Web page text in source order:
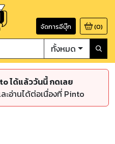
จัดการอีบุ๊ก (0)
ทั้งหมด
ได้แล้ววันนี้ กดเลย
อ่านได้ต่อเนื่องที่ Pinto